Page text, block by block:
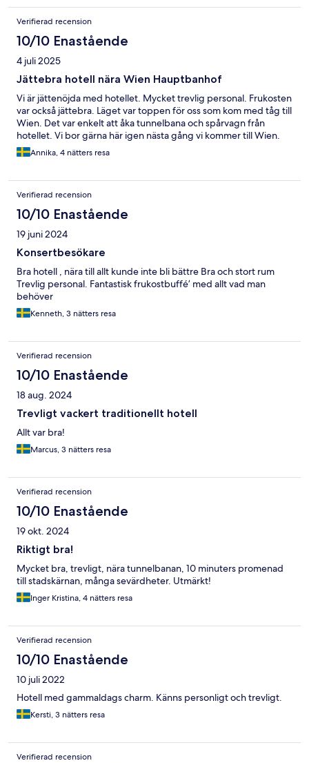
Verifierad recension
10/10 Enastående
4 juli 2025
Jättebra hotell nära Wien Hauptbanhof
Vi är jättenöjda med hotellet. Mycket trevlig personal. Frukosten
var också jättebra. Läget var toppen för oss som kom med tåg till
Wien. Det var enkelt att åka tunnelbana och spårvagn från
hotellet. Vi bor gärna här igen nästa gång vi kommer till Wien.
Annika, 4 nätters resa
Verifierad recension
10/10 Enastående
19 juni 2024
Konsertbesökare
Bra hotell , nära till allt kunde inte bli bättre Bra och stort rum
Trevlig personal. Fantastisk frukostbuffé’ med allt vad man
behöver
Kenneth, 3 nätters resa
Verifierad recension
10/10 Enastående
18 aug. 2024
Trevligt vackert traditionellt hotell
Allt var bra!
Marcus, 3 nätters resa
Verifierad recension
10/10 Enastående
19 okt. 2024
Riktigt bra!
Mycket bra, trevligt, nära tunnelbanan, 10 minuters promenad
till stadskärnan, många sevärdheter. Utmärkt!
Inger Kristina, 4 nätters resa
Verifierad recension
10/10 Enastående
10 juli 2022
Hotell med gammaldags charm. Känns personligt och trevligt.
Kersti, 3 nätters resa
Verifierad recension